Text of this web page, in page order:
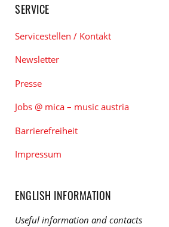
SERVICE
Servicestellen / Kontakt
Newsletter
Presse
Jobs @ mica – music austria
Barrierefreiheit
Impressum
ENGLISH INFORMATION
Useful information and contacts